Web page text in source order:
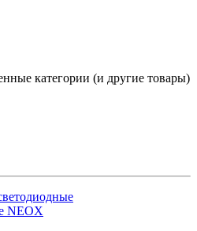
категории (и другие товары)
NEOX